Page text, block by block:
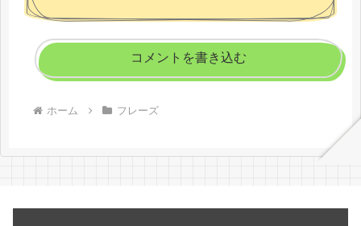
コメントを書き込む
ホーム フレーズ